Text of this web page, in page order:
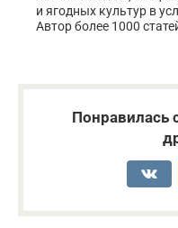
и ягодных культур в
Автор более 1000
Понравилась